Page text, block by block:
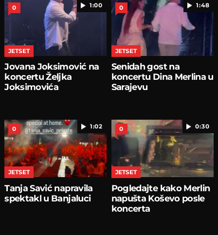
1:00
0
JETSET
Jovana Joksimović na
koncertu Željka
Joksimovića
1:48
0
JETSET
Senidah gost na
koncertu Dina Merlina u
Sarajevu
1:02
0
JETSET
Tanja Savić napravila
spektakl u Banjaluci
0:30
0
JETSET
Pogledajte kako Merlin
napušta Koševo posle
koncerta